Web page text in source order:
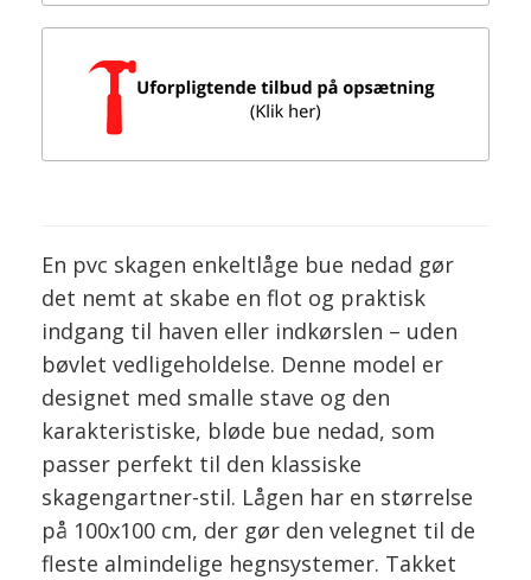
En pvc skagen enkeltlåge bue nedad gør
det nemt at skabe en flot og praktisk
indgang til haven eller indkørslen – uden
bøvlet vedligeholdelse. Denne model er
designet med smalle stave og den
karakteristiske, bløde bue nedad, som
passer perfekt til den klassiske
skagengartner-stil. Lågen har en størrelse
på 100x100 cm, der gør den velegnet til de
fleste almindelige hegnsystemer. Takket